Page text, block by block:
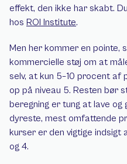
effekt, den ikke har skabt.
hos ROI Institute.
Men her kommer en pointe,
kommercielle støj om at
selv, at kun 5–10 procent af
op på niveau 5. Resten bør
beregning er tung at lave
dyreste, mest omfattende
kurser er den vigtige indsigt
og 4.